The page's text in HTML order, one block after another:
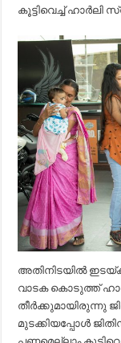
കൂട്ടിവെച്ച് ഹാർലി
അതിനിടയിൽ
വാടക കൊടുത്ത്
തീർക്കുമായിരുന്നു
മുടക്കിയപ്പോൾ